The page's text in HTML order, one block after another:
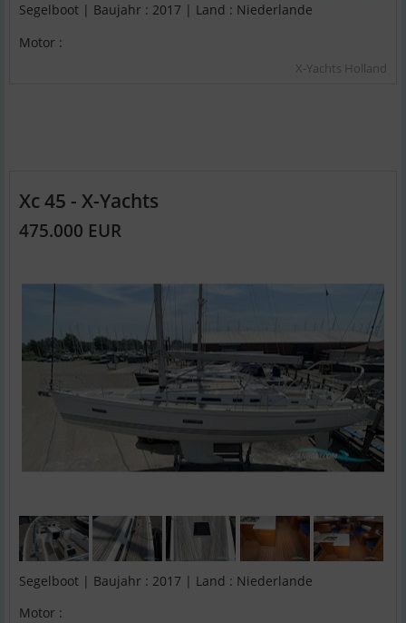
Segelboot | Baujahr : 2017 | Land : Niederlande
Motor :
X-Yachts Holland
Xc 45 - X-Yachts
475.000 EUR
Segelboot | Baujahr : 2017 | Land : Niederlande
Motor :